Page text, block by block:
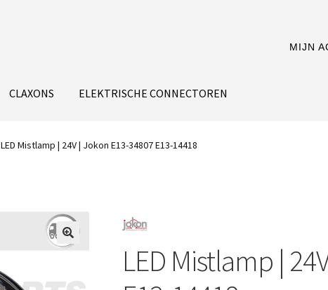
MIJN
CLAXONS ELEKTRISCHE CONNECTOREN
LED Mistlamp | 24V | Jokon E13-34807 E13-14418
LED Mistlamp |